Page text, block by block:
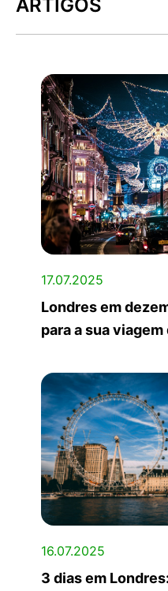
ARTIGOS
17.07.2025
Londres em
para a sua
16.07.2025
3 dias em